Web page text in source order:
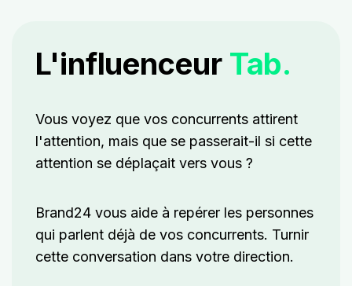
L'influenceur Tab.
Vous voyez que vos concurrents attirent
l'attention, mais que se passerait-il si cette
attention se déplaçait vers vous ?
Brand24 vous aide à repérer les personnes
qui parlent déjà de vos concurrents. Turnir
cette conversation dans votre direction.